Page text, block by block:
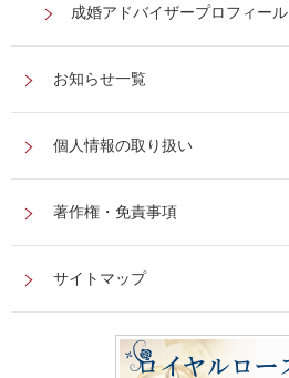
成婚アドバイザープロフィール
お知らせ一覧
個人情報の取り扱い
著作権・免責事項
サイトマップ